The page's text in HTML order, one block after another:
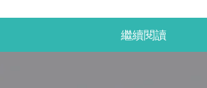
繼續閱讀